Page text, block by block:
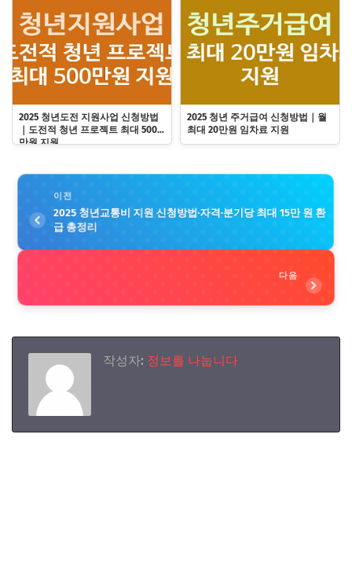
2025 청년도전 지원사업 신청방법
｜도전적 청년 프로젝트 최대 500
만원 지원
2025 청년 주거급여 신청방법｜월
최대 20만원 임차료 지원
이전
2025 청년교통비 지원 신청방법·자격·분기당 최대 15만 원 환
급 총정리
다음
작성자: 정보를 나눕니다